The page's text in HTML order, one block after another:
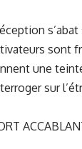
sont
une
sur